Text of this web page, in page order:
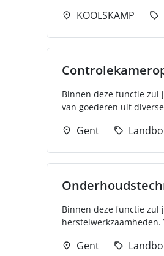
KOOLSKAMP
Binnen deze functie zul
van goederen uit
Gent
Binnen deze functie zul
Gent